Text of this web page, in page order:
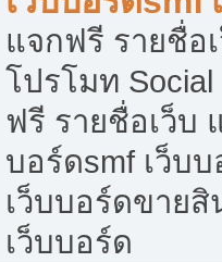
แจกฟรี รายชื่อ
โปรโมท
ฟรี รายชื่อเว็บ
บอร์ดsmf เว็บ
เว็บบอร์ดขาย
เว็บบอร์ด